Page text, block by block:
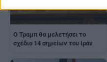
Ο Τραμπ θα μελετήσει το
σχέδιο 14 σημείων του Ιράν